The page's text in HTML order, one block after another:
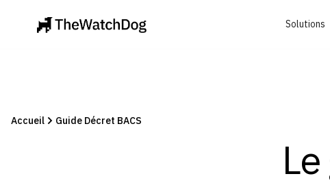
Solutions
Accueil
Guide Décret BACS